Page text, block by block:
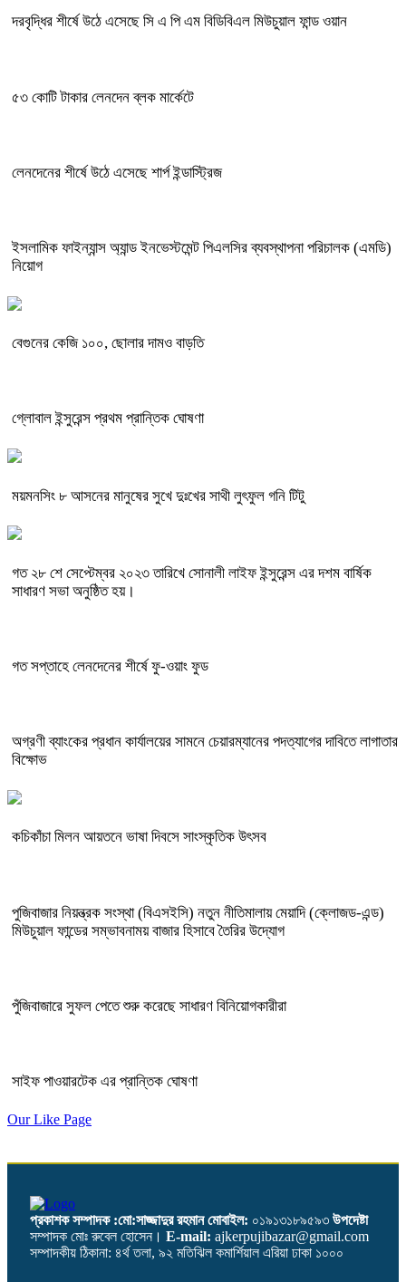
দরবৃদ্ধির শীর্ষে উঠে এসেছে সি এ পি এম বিডিবিএল মিউচুয়াল ফান্ড ওয়ান
৫৩ কোটি টাকার লেনদেন ব্লক মার্কেটে
লেনদেনের শীর্ষে উঠে এসেছে শার্প ইন্ডাস্ট্রিজ
ইসলামিক ফাইন্যান্স অ্যান্ড ইনভেস্টমেন্ট পিএলসির ব্যবস্থাপনা পরিচালক (এমডি)
নিয়োগ
বেগুনের কেজি ১০০, ছোলার দামও বাড়তি
গ্লোবাল ইন্সুরেন্স প্রথম প্রান্তিক ঘোষণা
ময়মনসিং ৮ আসনের মানুষের সুখে দুঃখের সাথী লুৎফুল গনি টিটু
গত ২৮ শে সেপ্টেম্বর ২০২৩ তারিখে সোনালী লাইফ ইন্সুরেন্স এর দশম বার্ষিক
সাধারণ সভা অনুষ্ঠিত হয়।
গত সপ্তাহে লেনদেনের শীর্ষে ফু-ওয়াং ফুড
অগ্রণী ব্যাংকের প্রধান কার্যালয়ের সামনে চেয়ারম্যানের পদত্যাগের দাবিতে লাগাতার
বিক্ষোভ
কচিকাঁচা মিলন আয়তনে ভাষা দিবসে সাংস্কৃতিক উৎসব
পুজিবাজার নিয়ন্ত্রক সংস্থা (বিএসইসি) নতুন নীতিমালায় মেয়াদি (ক্লোজড-এন্ড)
মিউচুয়াল ফান্ডের সম্ভাবনাময় বাজার হিসাবে তৈরির উদ্যোগ
পুঁজিবাজারে সুফল পেতে শুরু করেছে সাধারণ বিনিয়োগকারীরা
সাইফ পাওয়ারটেক এর প্রান্তিক ঘোষণা
Our Like Page
প্রকাশক সম্পাদক :মো:সাজ্জাদুর রহমান মোবাইল: ০১৯১৩১৮৯৫৯৩ উপদেষ্টা
সম্পাদক মোঃ রুবেল হোসেন। E-mail: ajkerpujibazar@gmail.com
সম্পাদকীয় ঠিকানা: ৪র্থ তলা, ৯২ মতিঝিল কমার্শিয়াল এরিয়া ঢাকা ১০০০